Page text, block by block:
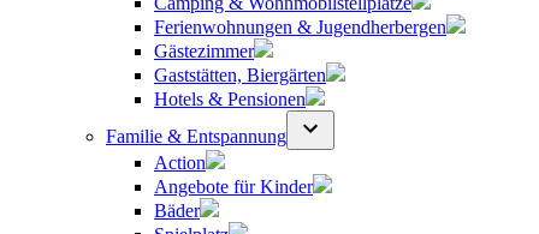
Ferienwohnungen & Jugendherbergen
Gästezimmer
Gaststätten, Biergärten
Hotels & Pensionen
Familie & Entspannung
Action
Angebote für Kinder
Bäder